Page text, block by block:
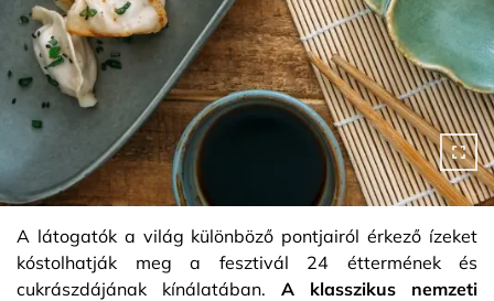
A látogatók a világ különböző pontjairól érkező ízeket
kóstolhatják meg a fesztivál 24 éttermének és
cukrászdájának kínálatában. A klasszikus nemzeti